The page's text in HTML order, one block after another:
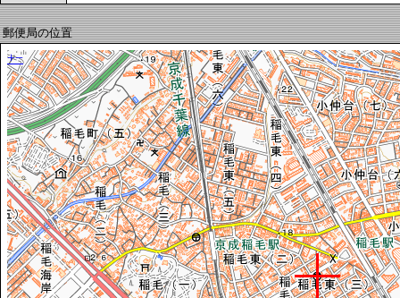
郵便局の位置